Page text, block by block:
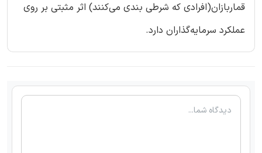
قماربازان(افرادی که شرطی بندی می‌کنند) اثر مثبتی بر روی
عملکرد سرمایه‌گذاران دارد.